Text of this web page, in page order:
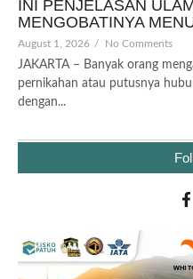
INI PENJELASAN
MENGOBATINYA
August 1, 2026 / No Comments
JAKARTA – Banyak orang
pernikahan atau putusnya
dengan...